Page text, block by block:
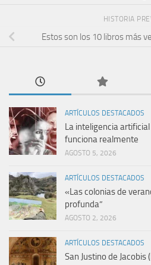
HISTORIA
Estos son los 10 libros más
ARTÍCULOS DESTACADOS
La inteligencia
funciona realmente
AGOSTO 5, 2026
ARTÍCULOS DESTACADOS
«Las colonias de
profunda”
AGOSTO 2, 2026
ARTÍCULOS DESTACADOS
San Justino de Jacobis